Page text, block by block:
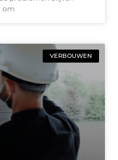
om
VERBOUWEN